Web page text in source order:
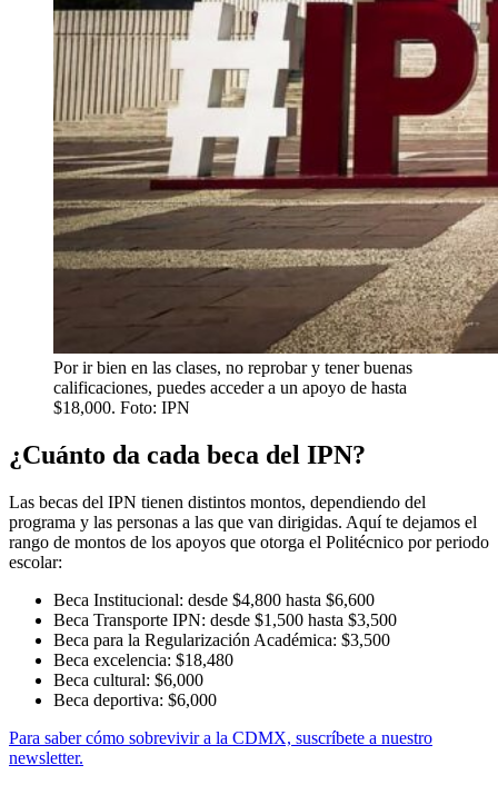
Por ir bien en las clases, no reprobar y tener buenas
calificaciones, puedes acceder a un apoyo de hasta
$18,000. Foto: IPN
¿Cuánto da cada beca del IPN?
Las becas del IPN tienen distintos montos, dependiendo del
programa y las personas a las que van dirigidas. Aquí te dejamos el
rango de montos de los apoyos que otorga el Politécnico por periodo
escolar:
Beca Institucional: desde $4,800 hasta $6,600
Beca Transporte IPN: desde $1,500 hasta $3,500
Beca para la Regularización Académica: $3,500
Beca excelencia: $18,480
Beca cultural: $6,000
Beca deportiva: $6,000
Para saber cómo sobrevivir a la CDMX, suscríbete a nuestro
newsletter.